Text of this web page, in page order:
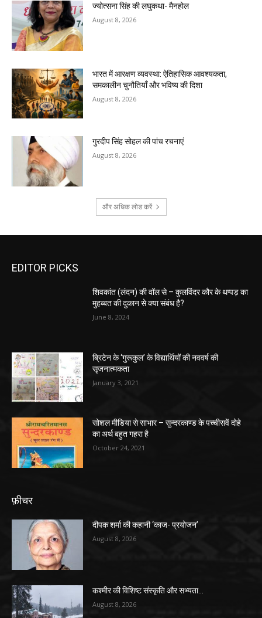
ज्योत्सना सिंह की लघुकथा- मैनहोल
August 8, 2026
भारत में आरक्षण व्यवस्था: ऐतिहासिक आवश्यकता,
समकालीन चुनौतियाँ और भविष्य की दिशा
August 8, 2026
गुरदीप सिंह सोहल की पांच रचनाएं
August 8, 2026
और अधिक लोड करें
EDITOR PICKS
शिवकांत (लंदन) की वॉल से – कुलविंदर कौर के थप्पड़ का
मुहब्बत की दुकान से क्या संबंध है?
June 8, 2024
ब्रिटेन के ‘गुरूकुल’ के विद्यार्थियों की नववर्ष की
सृजनात्मकता
January 3, 2021
सोशल मीडिया से साभार – सुन्दरकाण्ड के पच्चीसवें दोहे
का अर्थ बहुत गहरा है
October 24, 2021
फ़ीचर
दीपक शर्मा की कहानी ‘काज- प्रयोजन’
August 8, 2026
कश्मीर की विशिष्ट संस्कृति और सभ्यता…
August 8, 2026